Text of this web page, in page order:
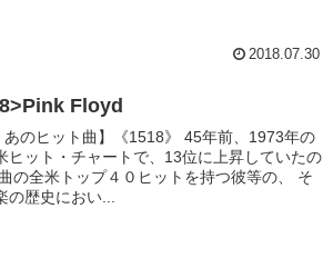
2018.07.30
Floyd
あのヒット曲】《1518》 45年前、1973年の
ヒット・チャートで、13位に上昇していたの
の全米トップ４０ヒットを持つ彼等の、 そ
歴史におい...